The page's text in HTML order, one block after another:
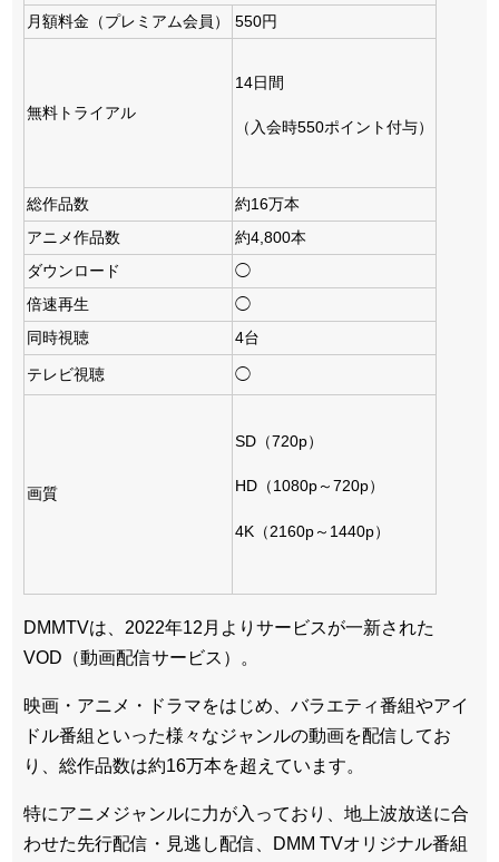
月額料金（プレミアム会員）
550円
無料トライアル
14日間
（入会時550ポイント付与）
総作品数
約16万本
アニメ作品数
約4,800本
ダウンロード
◯
倍速再生
◯
同時視聴
4台
テレビ視聴 ◯
画質
SD（720p）
HD（1080p～720p）
4K（2160p～1440p）
DMMTVは、2022年12月よりサービスが一新された
VOD（動画配信サービス）。
映画・アニメ・ドラマをはじめ、バラエティ番組やアイ
ドル番組といった様々なジャンルの動画を配信してお
り、総作品数は約16万本を超えています。
特にアニメジャンルに力が入っており、地上波放送に合
わせた先行配信・見逃し配信、DMM TVオリジナル番組